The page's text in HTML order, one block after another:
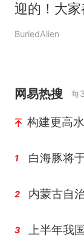
迎的！大家
的感觉吗？
BuriedAlien
网易热搜 每
构建更高
1 白海豚将
2
3